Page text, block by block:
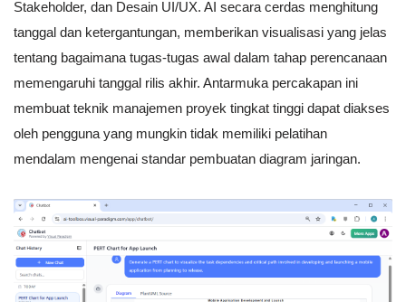
Stakeholder, dan Desain UI/UX. AI secara cerdas menghitung
tanggal dan ketergantungan, memberikan visualisasi yang jelas
tentang bagaimana tugas-tugas awal dalam tahap perencanaan
memengaruhi tanggal rilis akhir. Antarmuka percakapan ini
membuat teknik manajemen proyek tingkat tinggi dapat diakses
oleh pengguna yang mungkin tidak memiliki pelatihan
mendalam mengenai standar pembuatan diagram jaringan.